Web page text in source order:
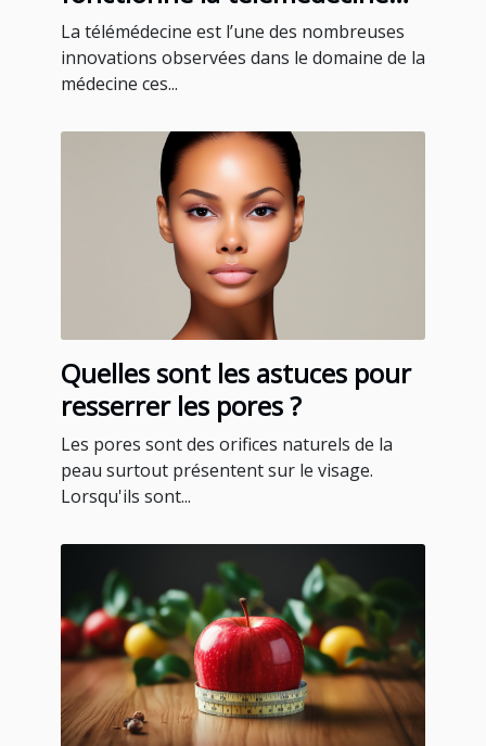
pour un rendez-vous médical
à Martinique ?
La télémédecine est l’une des nombreuses
innovations observées dans le domaine de la
médecine ces...
Quelles sont les astuces pour
resserrer les pores ?
Les pores sont des orifices naturels de la
peau surtout présentent sur le visage.
Lorsqu'ils sont...